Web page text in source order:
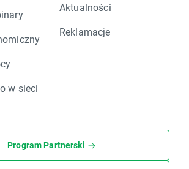
w sieci
Aktualności
Reklamacje
Program Partnerski